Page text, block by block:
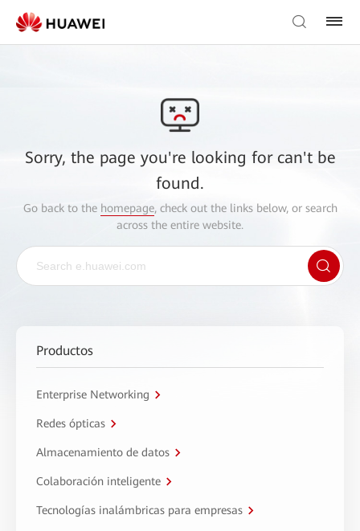
Sorry, the page you're looking for can't be
found.
Go back to the homepage, check out the links below, or search
across the entire website.
Productos
Enterprise Networking
Redes ópticas
Almacenamiento de datos
Colaboración inteligente
Tecnologías inalámbricas para empresas